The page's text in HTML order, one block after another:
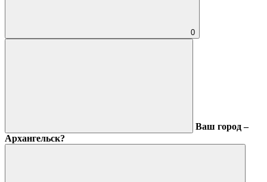
0
Ваш город –
Архангельск?